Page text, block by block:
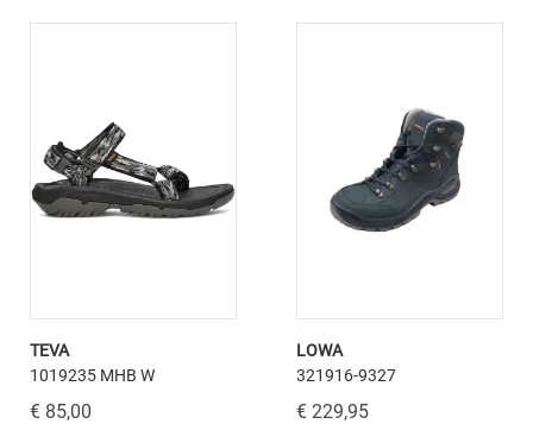
TEVA
1019235 MHB W
€ 85,00
LOWA
321916-9327
€ 229,95